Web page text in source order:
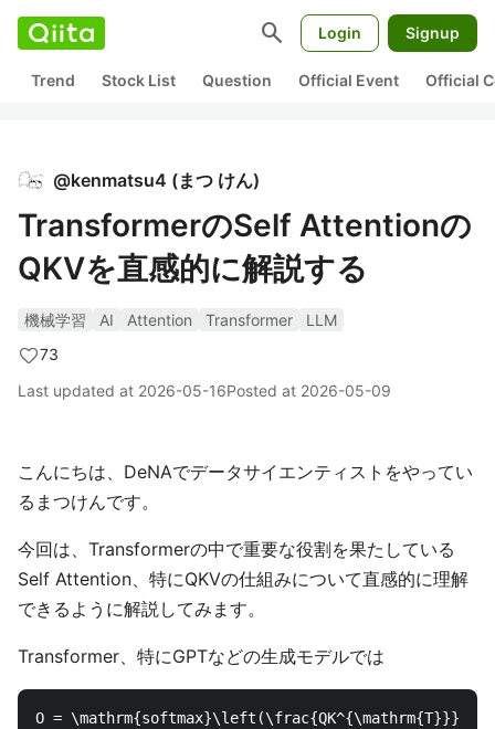
search Login Signup
Trend Stock List Question Official Event Official
@kenmatsu4 (まつ けん)
TransformerのSelf Attentionの
QKVを直感的に解説する
機械学習 AI Attention Transformer
LLM
73
Last updated at 2026-05-16Posted at 2026-05-09
こんにちは、DeNAでデータサイエンティストをやってい
るまつけんです。
今回は、Transformerの中で重要な役割を果たしている
Self Attention、特にQKVの仕組みについて直感的に理解
できるように解説してみます。
Transformer、特にGPTなどの生成モデルでは